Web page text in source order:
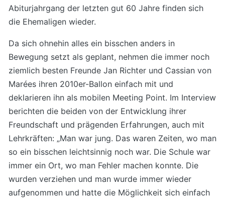
Abiturjahrgang der letzten gut 60 Jahre finden sich
die Ehemaligen wieder.
Da sich ohnehin alles ein bisschen anders in
Bewegung setzt als geplant, nehmen die immer noch
ziemlich besten Freunde Jan Richter und Cassian von
Marées ihren 2010er-Ballon einfach mit und
deklarieren ihn als mobilen Meeting Point. Im Interview
berichten die beiden von der Entwicklung ihrer
Freundschaft und prägenden Erfahrungen, auch mit
Lehrkräften: „Man war jung. Das waren Zeiten, wo man
so ein bisschen leichtsinnig noch war. Die Schule war
immer ein Ort, wo man Fehler machen konnte. Die
wurden verziehen und man wurde immer wieder
aufgenommen und hatte die Möglichkeit sich einfach